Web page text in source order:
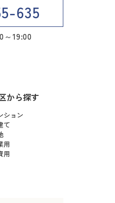
635
～19:00
から探す
ション
て
用
用